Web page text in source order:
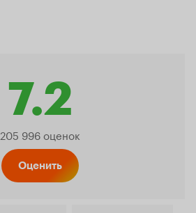
7.2
Рейтинг
205 996 оценок
Оценить